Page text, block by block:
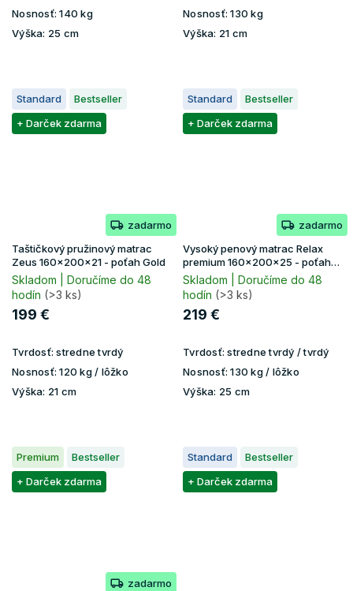
Nosnosť: 140 kg
Výška: 25 cm
Nosnosť: 130 kg
Výška: 21 cm
Standard
Bestseller
+ Darček zdarma
zadarmo
Taštičkový pružinový matrac
Zeus 160x200x21 - poťah Gold
Skladom | Doručíme do 48
hodín (>3 ks)
199 €
Tvrdosť: stredne tvrdý
Nosnosť: 120 kg / lôžko
Výška: 21 cm
Standard
Bestseller
+ Darček zdarma
zadarmo
Vysoký penový matrac Relax
premium 160x200x25 - poťah
Lavender
Skladom | Doručíme do 48
hodín (>3 ks)
219 €
Tvrdosť: stredne tvrdý / tvrdý
Nosnosť: 130 kg / lôžko
Výška: 25 cm
Premium
Bestseller
+ Darček zdarma
zadarmo
Standard
Bestseller
+ Darček zdarma